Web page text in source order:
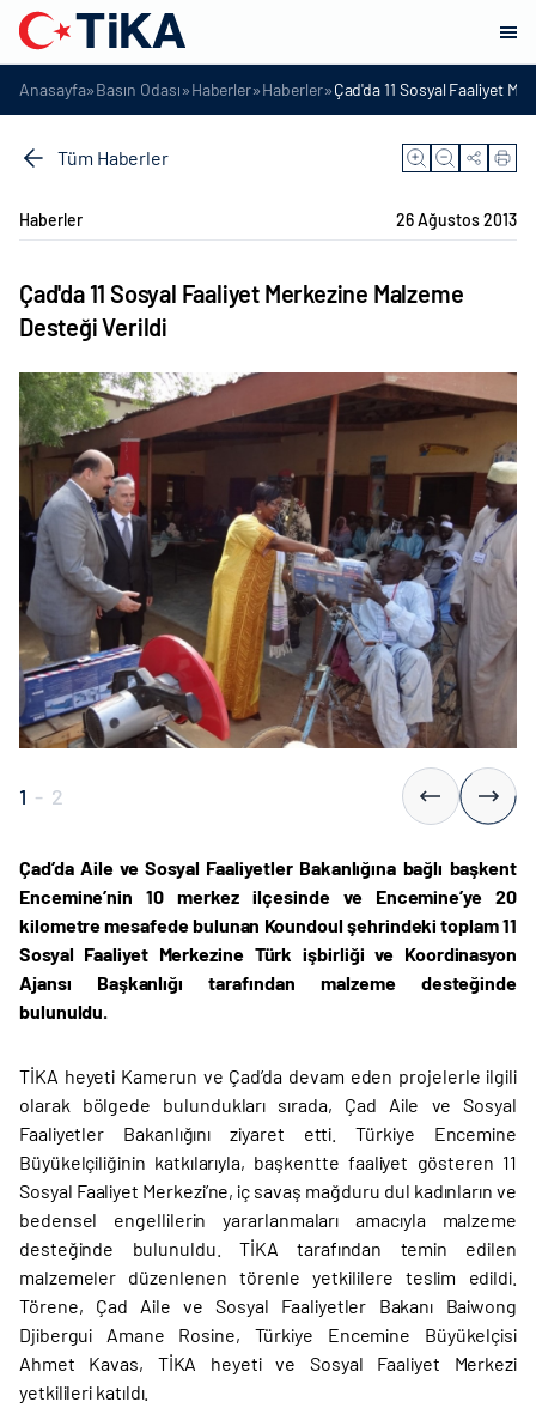
Anasayfa»Basın Odası»Haberler»Haberler»Çad'da 11 Sosyal Faaliyet
Tüm Haberler
Haberler 26 Ağustos 2013
Çad'da 11 Sosyal Faaliyet Merkezine Malzeme
Desteği Verildi
1 - 2
Çad’da Aile ve Sosyal Faaliyetler Bakanlığına bağlı başkent
Encemine’nin 10 merkez ilçesinde ve Encemine’ye 20
kilometre mesafede bulunan Koundoul şehrindeki toplam 11
Sosyal Faaliyet Merkezine Türk işbirliği ve Koordinasyon
Ajansı Başkanlığı tarafından malzeme desteğinde
bulunuldu.
TİKA heyeti Kamerun ve Çad’da devam eden projelerle ilgili
olarak bölgede bulundukları sırada, Çad Aile ve Sosyal
Faaliyetler Bakanlığını ziyaret etti. Türkiye Encemine
Büyükelçiliğinin katkılarıyla, başkentte faaliyet gösteren 11
Sosyal Faaliyet Merkezi’ne, iç savaş mağduru dul kadınların ve
bedensel engellilerin yararlanmaları amacıyla malzeme
desteğinde bulunuldu. TİKA tarafından temin edilen
malzemeler düzenlenen törenle yetkililere teslim edildi.
Törene, Çad Aile ve Sosyal Faaliyetler Bakanı Baiwong
Djibergui Amane Rosine, Türkiye Encemine Büyükelçisi
Ahmet Kavas, TİKA heyeti ve Sosyal Faaliyet Merkezi
yetkilileri katıldı.